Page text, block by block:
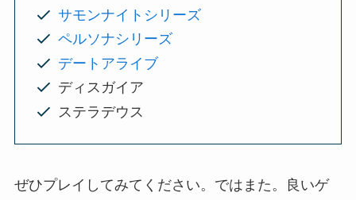
サモンナイトシリーズ
ペルソナシリーズ
デートアライブ
ディスガイア
ステラデウス
ぜひプレイしてみてください。ではまた。良いゲ